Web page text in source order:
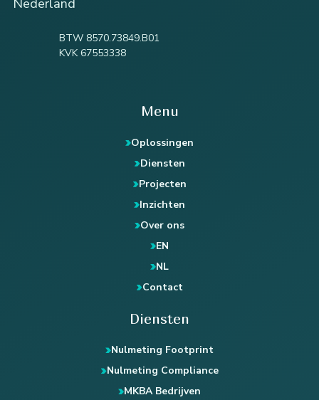
Nederland
BTW 8570.73849.B01
KVK 67553338
Menu
Oplossingen
Diensten
Projecten
Inzichten
Over ons
EN
NL
Contact
Diensten
Nulmeting Footprint
Nulmeting Compliance
MKBA Bedrijven